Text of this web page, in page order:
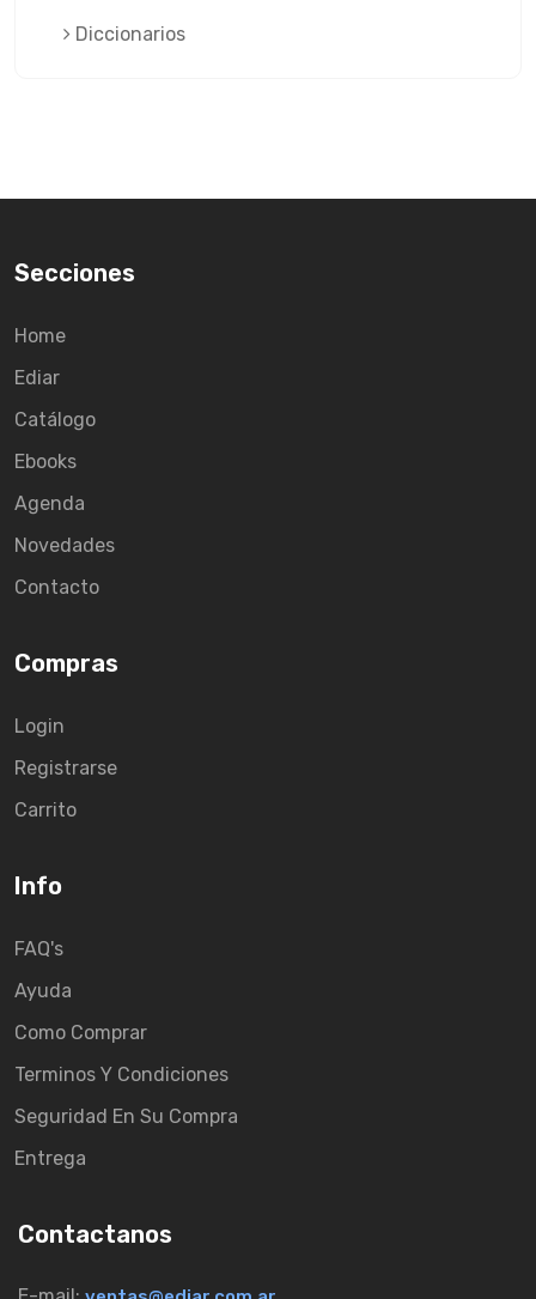
Diccionarios
Secciones
Home
Ediar
Catálogo
Ebooks
Agenda
Novedades
Contacto
Compras
Login
Registrarse
Carrito
Info
FAQ's
Ayuda
Como Comprar
Terminos Y Condiciones
Seguridad En Su Compra
Entrega
Contactanos